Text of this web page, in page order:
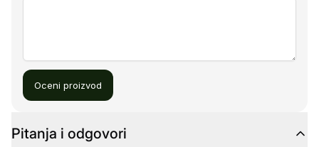
Oceni proizvod
Pitanja i odgovori